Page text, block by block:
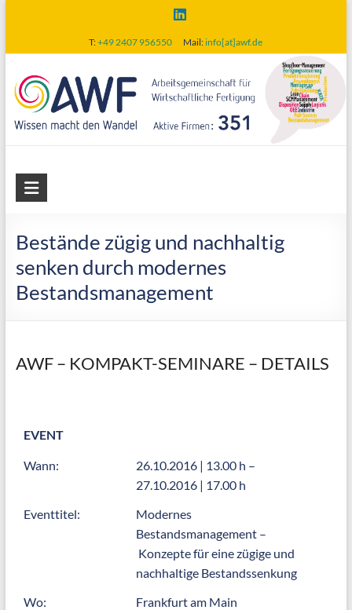
content
T:+49 2407 956550 Mail:info[at]awf.de
AWF
wirtschaftliche
Fertigung
Bestände zügig und nachhaltig
senken durch modernes
Bestandsmanagement
AWF – KOMPAKT-SEMINARE – DETAILS
EVENT
Wann:
26.10.2016 | 13.00 h –
27.10.2016 | 17.00 h
Eventtitel:
Modernes
Bestandsmanagement –
Konzepte für eine zügige und
nachhaltige Bestandssenkung
Wo:
Frankfurt am Main